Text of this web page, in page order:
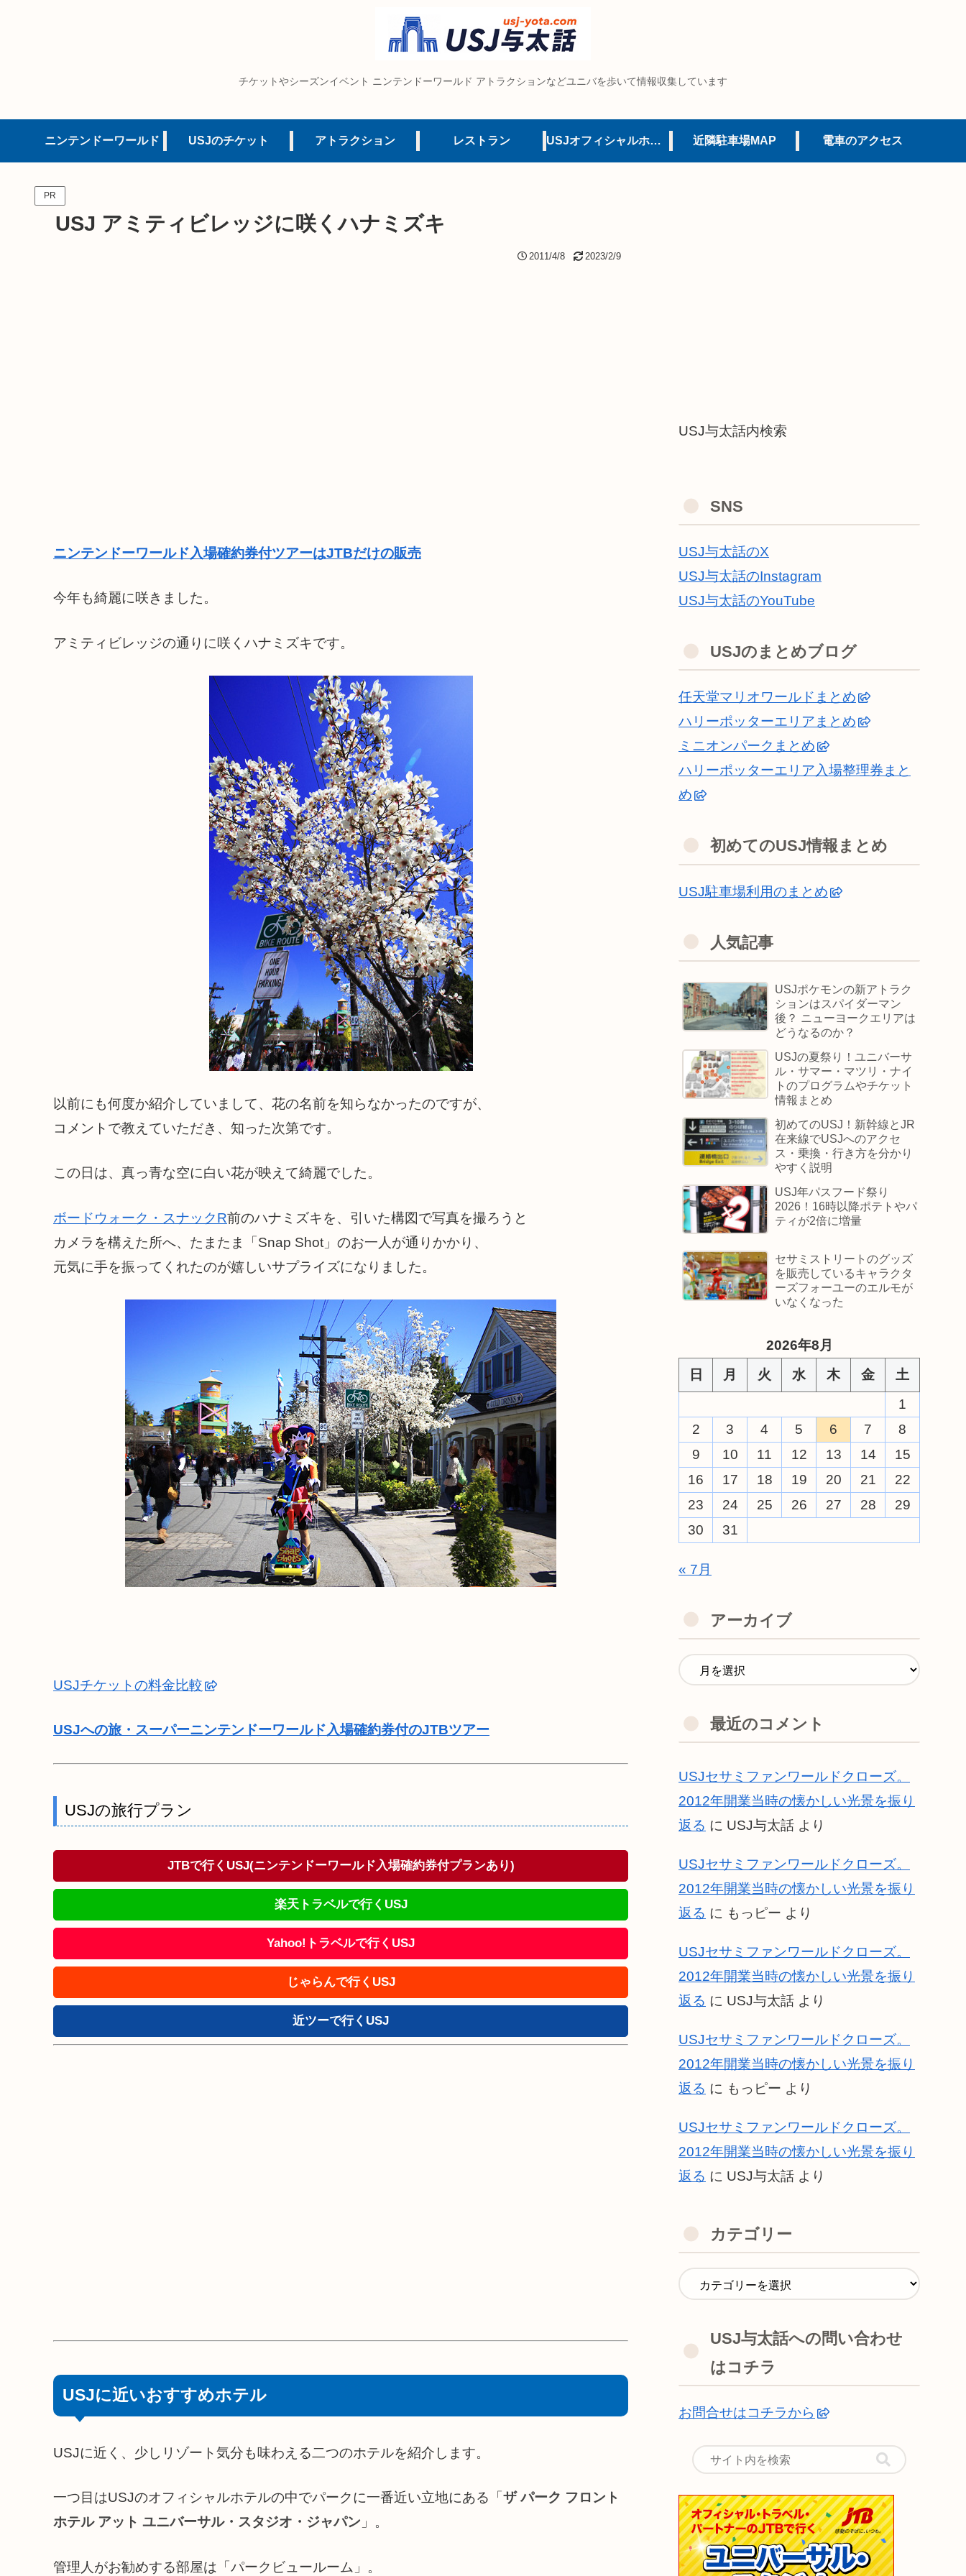
チケットやシーズンイベント ニンテンドーワールド アトラクションなどユニバを歩いて情報収集しています
ニンテンドーワールド USJのチケット アトラクション レストラン USJオフィシャルホテル 近隣駐車場MAP 電車のアクセス
PR
USJ アミティビレッジに咲くハナミズキ
2011/4/8 2023/2/9
ニンテンドーワールド入場確約券付ツアーはJTBだけの販売
今年も綺麗に咲きました。
アミティビレッジの通りに咲くハナミズキです。
以前にも何度か紹介していまして、花の名前を知らなかったのですが、
コメントで教えていただき、知った次第です。
この日は、真っ青な空に白い花が映えて綺麗でした。
ボードウォーク・スナックR前のハナミズキを、引いた構図で写真を撮ろうと
カメラを構えた所へ、たまたま「Snap Shot」のお一人が通りかかり、
元気に手を振ってくれたのが嬉しいサプライズになりました。
USJチケットの料金比較
USJへの旅・スーパーニンテンドーワールド入場確約券付のJTBツアー
USJの旅行プラン
JTBで行くUSJ(ニンテンドーワールド入場確約券付プランあり)
楽天トラベルで行くUSJ
Yahoo!トラベルで行くUSJ
じゃらんで行くUSJ
近ツーで行くUSJ
USJに近いおすすめホテル
USJに近く、少しリゾート気分も味わえる二つのホテルを紹介します。
一つ目はUSJのオフィシャルホテルの中でパークに一番近い立地にある「 ザ パーク フロント
ホテル アット ユニバーサル・スタジオ・ジャパン 」。
管理人がお勧めする部屋は「パークビュールーム」。
USJ与太話内検索
SNS
USJ与太話のX
USJ与太話のInstagram
USJ与太話のYouTube
USJのまとめブログ
任天堂マリオワールドまとめ
ハリーポッターエリアまとめ
ミニオンパークまとめ
ハリーポッターエリア入場整理券まと
め
初めてのUSJ情報まとめ
USJ駐車場利用のまとめ
人気記事
USJポケモンの新アトラク
ションはスパイダーマン
後？ ニューヨークエリアは
どうなるのか？
USJの夏祭り！ユニバーサ
ル・サマー・マツリ・ナイ
トのプログラムやチケット
情報まとめ
初めてのUSJ！新幹線とJR
在来線でUSJへのアクセ
ス・乗換・行き方を分かり
やすく説明
USJ年パスフード祭り
2026！16時以降ポテトやパ
ティが2倍に増量
セサミストリートのグッズ
を販売しているキャラクタ
ーズフォーユーのエルモが
いなくなった
2026年8月
日
月 火 水 木 金
土
1
2
3 4 5 6 7
8
9
10 11 12 13 14
15
16
17 18 19 20 21
22
23
24 25 26 27 28
29
30
31
« 7月
アーカイブ
最近のコメント
USJセサミファンワールドクローズ。
2012年開業当時の懐かしい光景を振り
返る に USJ与太話 より
USJセサミファンワールドクローズ。
2012年開業当時の懐かしい光景を振り
返る に もっピー より
USJセサミファンワールドクローズ。
2012年開業当時の懐かしい光景を振り
返る に USJ与太話 より
USJセサミファンワールドクローズ。
2012年開業当時の懐かしい光景を振り
返る に もっピー より
USJセサミファンワールドクローズ。
2012年開業当時の懐かしい光景を振り
返る に USJ与太話 より
カテゴリー
USJ与太話への問い合わせ
はコチラ
お問合せはコチラから